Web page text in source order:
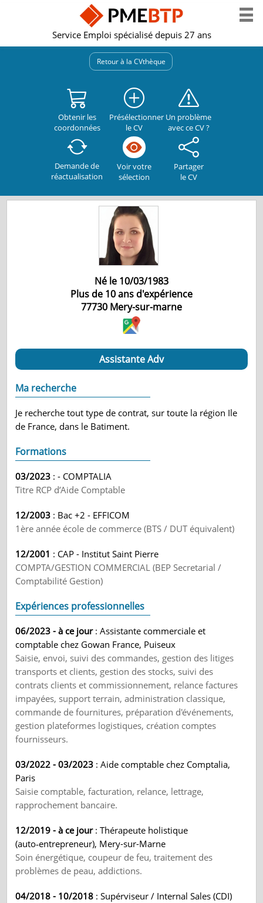
Service Emploi spécialisé depuis 27 ans
Retour à la CVthèque
Obtenir les
coordonnées
Présélectionner
le CV
Un problème
avec ce CV ?
Demande de
réactualisation
Voir votre
sélection
Partager
le CV
Né le 10/03/1983
Plus de 10 ans d'expérience
77730 Mery-sur-marne
Assistante Adv
Ma recherche
Je recherche tout type de contrat, sur toute la région Ile
de France, dans le Batiment.
Formations
03/2023 : - COMPTALIA
Titre RCP d’Aide Comptable
12/2003 : Bac +2 - EFFICOM
1ère année école de commerce (BTS / DUT équivalent)
12/2001 : CAP - Institut Saint Pierre
COMPTA/GESTION COMMERCIAL (BEP Secretarial /
Comptabilité Gestion)
Expériences professionnelles
06/2023 - à ce jour: Assistante commerciale et
comptable chez Gowan France, Puiseux
Saisie, envoi, suivi des commandes, gestion des litiges
transports et clients, gestion des stocks, suivi des
contrats clients et commissionnement, relance factures
impayées, support terrain, administration classique,
commande de fournitures, préparation d'événements,
gestion plateformes logistiques, création comptes
fournisseurs.
03/2022 - 03/2023 : Aide comptable chez Comptalia,
Paris
Saisie comptable, facturation, relance, lettrage,
rapprochement bancaire.
12/2019 - à ce jour: Thérapeute holistique
(auto‑entrepreneur), Mery-sur-Marne
Soin énergétique, coupeur de feu, traitement des
problèmes de peau, addictions.
04/2018 - 10/2018 : Supérviseur / Internal Sales (CDI)